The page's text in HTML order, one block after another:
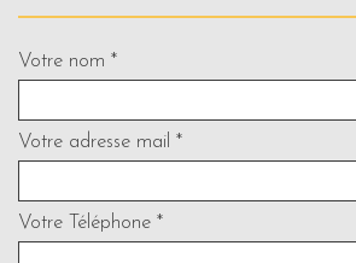
Votre nom *
Votre adresse mail *
Votre Téléphone *